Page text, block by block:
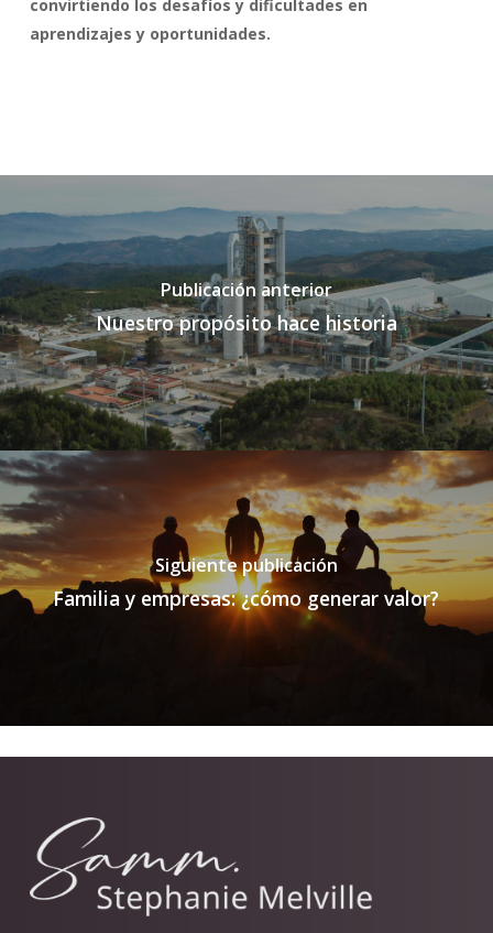
convirtiendo los desafíos y dificultades en
aprendizajes y oportunidades.
Publicación anterior
Nuestro propósito hace historia
Siguiente publicación
Familia y empresas: ¿cómo generar valor?